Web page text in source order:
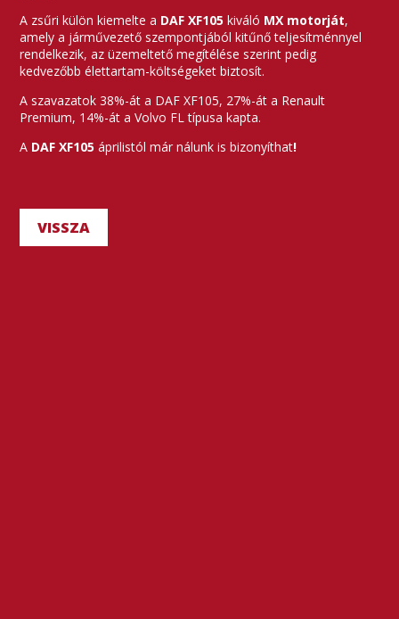
A zsűri külön kiemelte a DAF XF105kiváló MX motorját,
amely a járművezető szempontjából kitűnő teljesítménnyel
rendelkezik, az üzemeltető megítélése szerint pedig
kedvezőbb élettartam-költségeket biztosít.
A szavazatok 38%-át a DAF XF105, 27%-át a Renault
Premium, 14%-át a Volvo FL típusa kapta.
A DAF XF105áprilistól már nálunk is bizonyíthat!
VISSZA